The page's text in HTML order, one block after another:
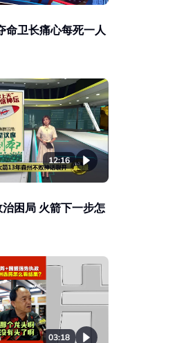
命卫长痛心每死一人
12:16
困局 火箭下一步怎
03:18